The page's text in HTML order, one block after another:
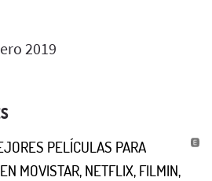
2019
PELÍCULAS PARA
MOVISTAR, NETFLIX, FILMIN,